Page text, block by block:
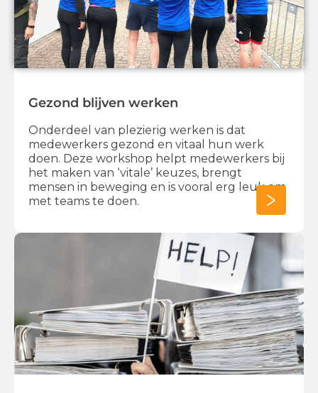
Gezond blijven werken
Onderdeel van plezierig werken is dat
medewerkers gezond en vitaal hun werk
doen. Deze workshop helpt medewerkers bij
het maken van ‘vitale’ keuzes, brengt
mensen in beweging en is vooral erg leuk om
met teams te doen.